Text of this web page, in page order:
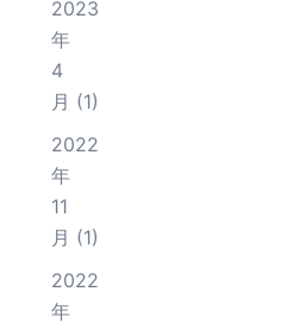
2023
年
4
月 (1)
2022
年
11
月 (1)
2022
年